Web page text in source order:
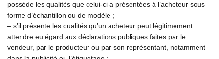
possède les qualités que celui-ci a présentées à l’acheteur sous
forme d’échantillon ou de modèle ;
– s’il présente les qualités qu’un acheteur peut légitimement
attendre eu égard aux déclarations publiques faites par le
vendeur, par le producteur ou par son représentant, notamment